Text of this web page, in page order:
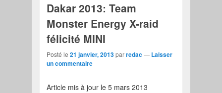
Dakar 2013: Team
Monster Energy X-raid
félicité MINI
Posté le21 janvier, 2013parredac— Laisser
un commentaire
Article mis à jour le 5 mars 2013